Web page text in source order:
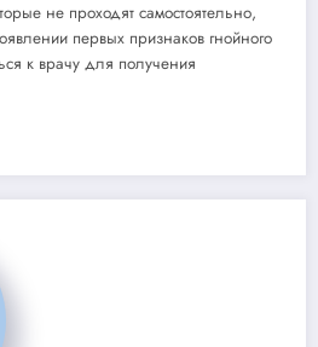
не проходят самостоятельно,
первых признаков гнойного
к врачу для получения